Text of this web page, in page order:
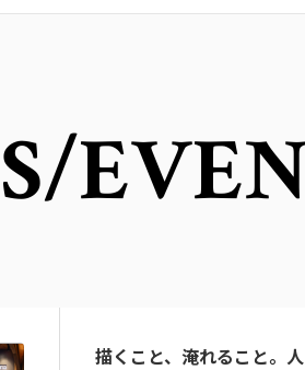
/
描くこと、淹れること。